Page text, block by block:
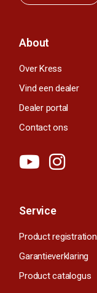
About
Over Kress
Vind een dealer
Dealer portal
Contact ons
Service
Product registration
Garantieverklaring
Product catalogus